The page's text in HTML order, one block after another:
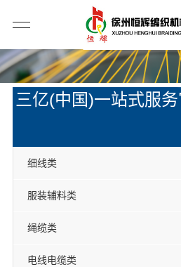
三亿(中国)一站式服
细线类
服装辅料类
绳缆类
电线电缆类